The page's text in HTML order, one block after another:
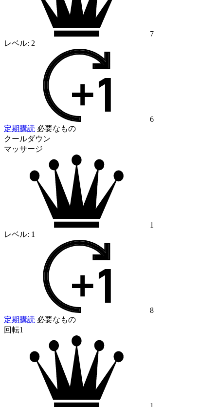
7
レベル: 2
6
定期購読 必要なもの
クールダウン
マッサージ
1
レベル: 1
8
定期購読 必要なもの
回転1